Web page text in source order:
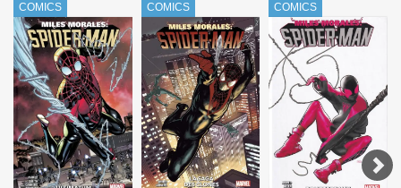
COMICS COMICS COMICS